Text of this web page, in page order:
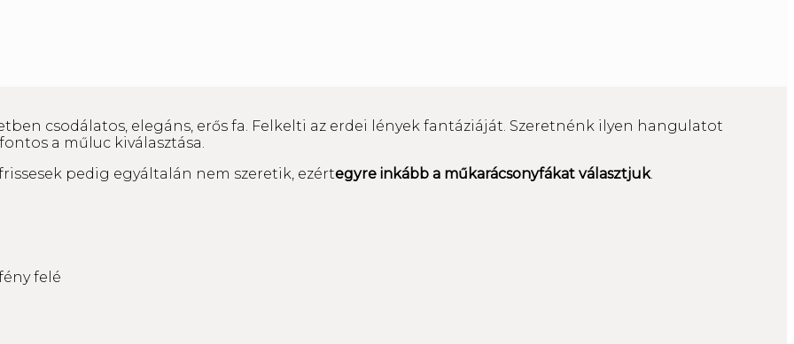
csodálatos, elegáns, erős fa. Felkelti az erdei lények fantáziáját. Szeretnénk ilyen hangulatot
a műluc kiválasztása.
pedig egyáltalán nem szeretik, ezértegyre inkább a műkarácsonyfákat választjuk.
felé